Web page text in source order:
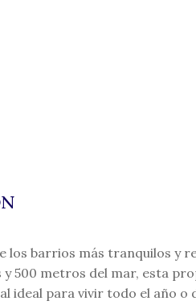
los barrios más tranquilos y
y 500 metros del mar, esta
ideal para vivir todo el año o